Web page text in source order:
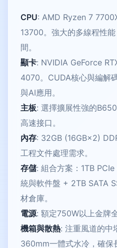
CPU: AMD Ryzen 7
13700。強大的多線程性
間。
顯卡: NVIDIA GeForce
4070。CUDA核心與編解
與AI應用。
主板: 選擇擴展性強的
高速接口。
內存: 32GB (16GB×2)
工程文件處理需求。
存儲: 組合方案：1TB
統與軟件盤 + 2TB SATA
材倉庫。
電源: 額定750W以上金牌
機箱與散熱: 注重風道的
360mm一體式水冷，確保